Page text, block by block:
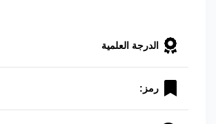
الدرجة العلمية
رمز: